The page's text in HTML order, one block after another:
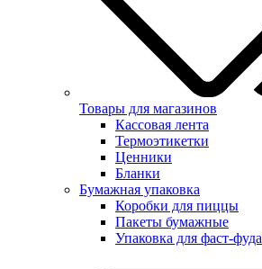
Товары для магазинов
Кассовая лента
Термоэтикетки
Ценники
Бланки
Бумажная упаковка
Коробки для пиццы
Пакеты бумажные
Упаковка для фаст-фуда